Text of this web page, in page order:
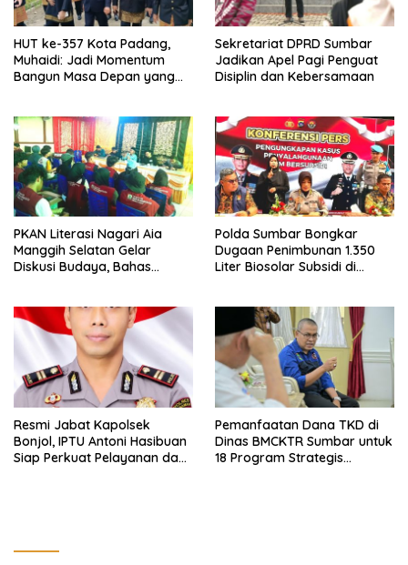
HUT ke-357 Kota Padang,
Muhaidi: Jadi Momentum
Bangun Masa Depan yang
Sekretariat DPRD Sumbar
Jadikan Apel Pagi Penguat
Disiplin dan Kebersamaan
PKAN Literasi Nagari Aia
Manggih Selatan Gelar
Diskusi Budaya, Bahas
Polda Sumbar Bongkar
Dugaan Penimbunan 1.350
Liter Biosolar Subsidi di
Resmi Jabat Kapolsek
Bonjol, IPTU Antoni Hasibuan
Siap Perkuat Pelayanan dan
Pemanfaatan Dana TKD di
Dinas BMCKTR Sumbar untuk
18 Program Strategis